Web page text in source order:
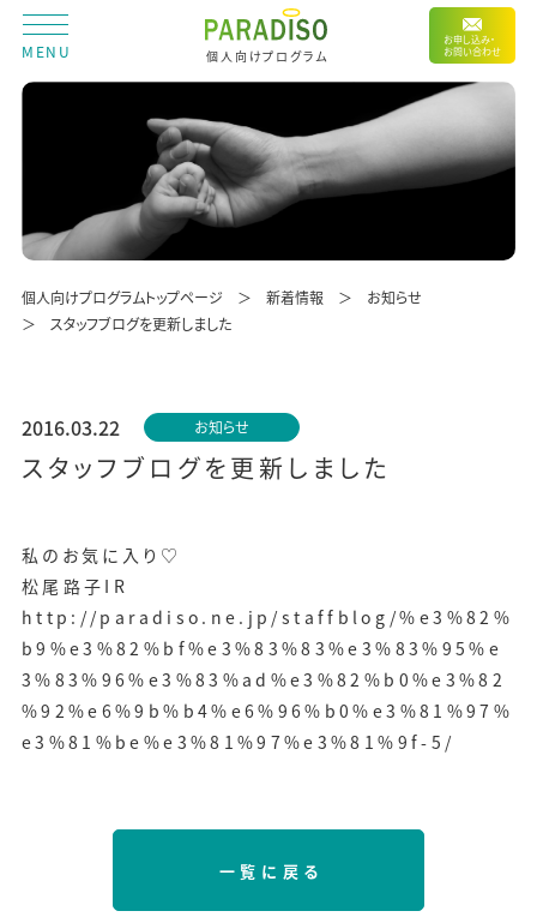
MENU 個人向けプログラム
お申し込み・
お問い合わせ
個人向けプログラムトップページ 新着情報
お知らせ
スタッフブログを更新しました
2016.03.22 お知らせ
スタッフブログを更新しました
私のお気に入り♡
松尾路子IR
http://paradiso.ne.jp/staffblog/%e3%82%
b9%e3%82%bf%e3%83%83%e3%83%95%e
3%83%96%e3%83%ad%e3%82%b0%e3%82
%92%e6%9b%b4%e6%96%b0%e3%81%97%
e3%81%be%e3%81%97%e3%81%9f-5/
一覧に戻る